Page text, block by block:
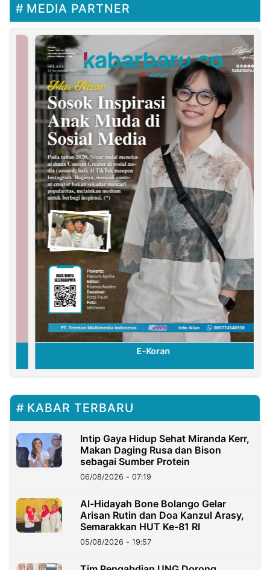
MEDIA PARTNER
E-Koran
KABAR TERBARU
Intip Gaya Hidup Sehat Miranda Kerr,
Makan Daging Rusa dan Bison
sebagai Sumber Protein
06/08/2026 - 07:19
Al-Hidayah Bone Bolango Gelar
Arisan Rutin dan Doa Kanzul Arasy,
Semarakkan HUT Ke-81 RI
05/08/2026 - 19:57